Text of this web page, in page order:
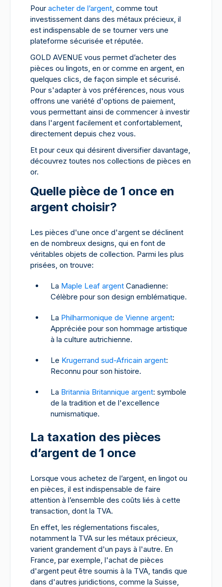
Pour acheter de l’argent, comme tout
investissement dans des métaux précieux, il
est indispensable de se tourner vers une
plateforme sécurisée et réputée.
GOLD AVENUE vous permet d’acheter des
pièces ou lingots, en or comme en argent, en
quelques clics, de façon simple et sécurisé.
Pour s'adapter à vos préférences, nous vous
offrons une variété d'options de paiement,
vous permettant ainsi de commencer à investir
dans l'argent facilement et confortablement,
directement depuis chez vous.
Et pour ceux qui désirent diversifier davantage,
découvrez toutes nos collections de pièces en
or.
Quelle pièce de 1 once en
argent choisir?
Les pièces d'une once d'argent se déclinent
en de nombreux designs, qui en font de
véritables objets de collection. Parmi les plus
prisées, on trouve:
La Maple Leaf argent Canadienne:
Célèbre pour son design emblématique.
La Philharmonique de Vienne argent:
Appréciée pour son hommage artistique
à la culture autrichienne.
Le Krugerrand sud-Africain argent:
Reconnu pour son histoire.
La Britannia Britannique argent: symbole
de la tradition et de l'excellence
numismatique.
La taxation des pièces
d’argent de 1 once
Lorsque vous achetez de l’argent, en lingot ou
en pièces, il est indispensable de faire
attention à l’ensemble des coûts liés à cette
transaction, dont la TVA.
En effet, les réglementations fiscales,
notamment la TVA sur les métaux précieux,
varient grandement d'un pays à l'autre. En
France, par exemple, l'achat de pièces
d'argent peut être soumis à la TVA, tandis que
dans d'autres juridictions, comme la Suisse,